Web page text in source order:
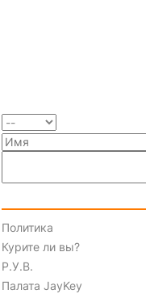
Политика
Курите ли вы?
Р.У.В.
Палата JayKey